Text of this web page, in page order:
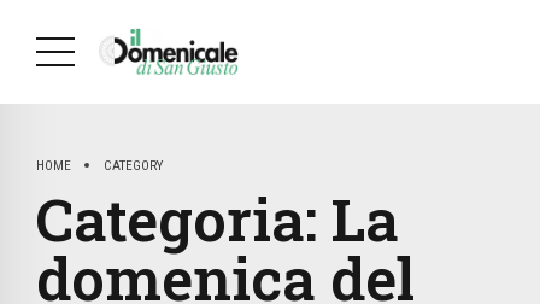
HOME CATEGORY
Categoria: La
domenica del